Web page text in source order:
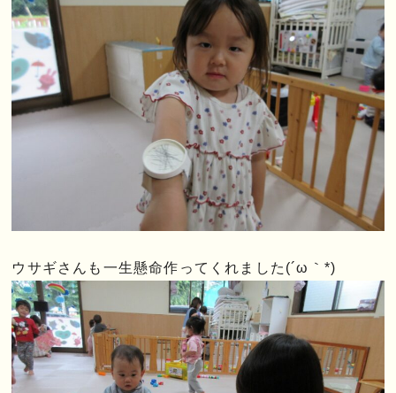
ウサギさんも一生懸命作ってくれました(´ω｀*)